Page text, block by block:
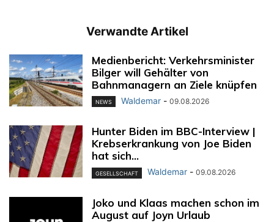
Verwandte Artikel
Medienbericht: Verkehrsminister
Bilger will Gehälter von
Bahnmanagern an Ziele knüpfen
NEWS Waldemar - 09.08.2026
Hunter Biden im BBC-Interview |
Krebserkrankung von Joe Biden
hat sich...
GESELLSCHAFT Waldemar - 09.08.2026
Joko und Klaas machen schon im
August auf Joyn Urlaub